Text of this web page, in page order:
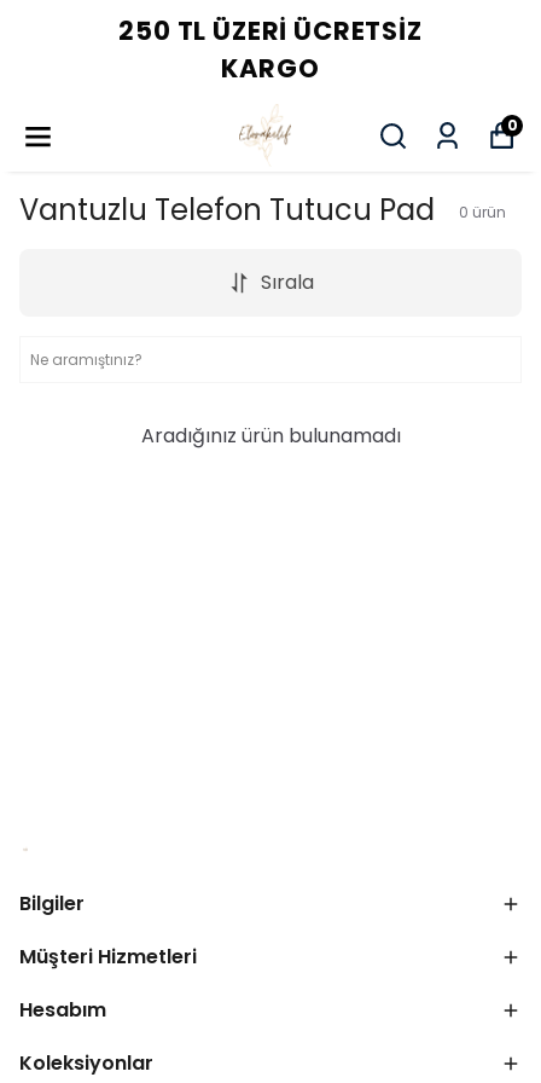
250 TL ÜZERI ÜCRETSIZ
KARGO
0
Vantuzlu Telefon Tutucu Pad 0 ürün
Sırala
Aradığınız ürün bulunamadı
Bilgiler
Müşteri Hizmetleri
Hesabım
Koleksiyonlar